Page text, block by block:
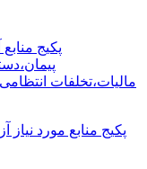
پکیج
مالیات،تخلفات